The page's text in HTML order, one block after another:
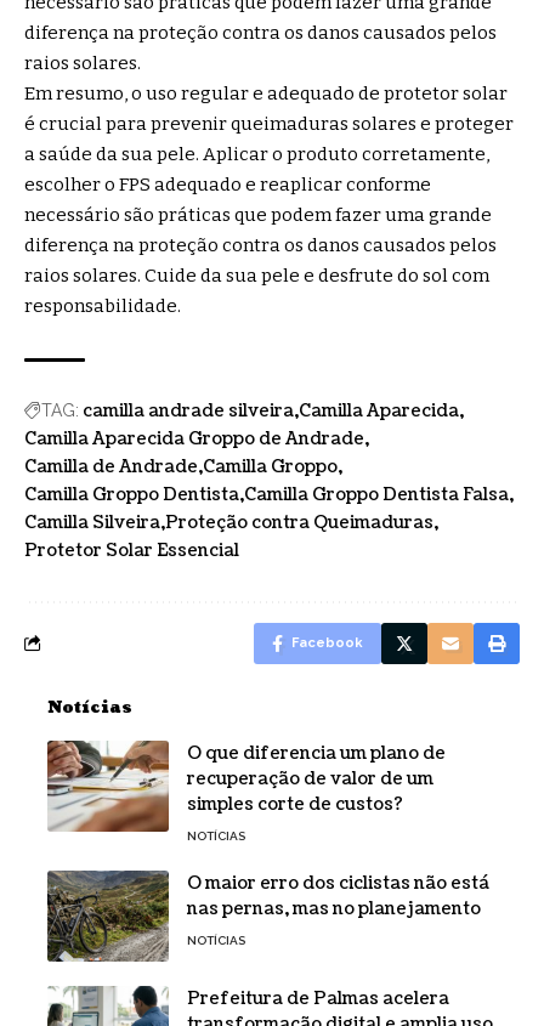
diferença na proteção contra os danos causados pelos
raios solares.
Em resumo, o uso regular e adequado de protetor solar
é crucial para prevenir queimaduras solares e proteger
a saúde da sua pele. Aplicar o produto corretamente,
escolher o FPS adequado e reaplicar conforme
necessário são práticas que podem fazer uma grande
diferença na proteção contra os danos causados pelos
raios solares. Cuide da sua pele e desfrute do sol com
responsabilidade.
TAG: camilla andrade silveira Camilla Aparecida
Camilla Aparecida Groppo de Andrade
Camilla de Andrade Camilla Groppo
Camilla Groppo Dentista Camilla Groppo Dentista Falsa
Camilla Silveira Proteção contra Queimaduras
Protetor Solar Essencial
Facebook
Notícias
O que diferencia um plano de
recuperação de valor de um
simples corte de custos?
NOTÍCIAS
O maior erro dos ciclistas não está
nas pernas, mas no planejamento
NOTÍCIAS
Prefeitura de Palmas acelera